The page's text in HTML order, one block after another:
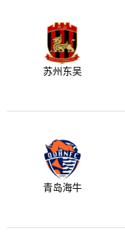
苏州东吴
青岛海牛